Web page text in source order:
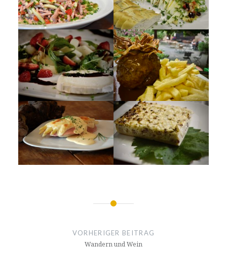
Beitragsnavigation
VORHERIGER BEITRAG
Wandern und Wein